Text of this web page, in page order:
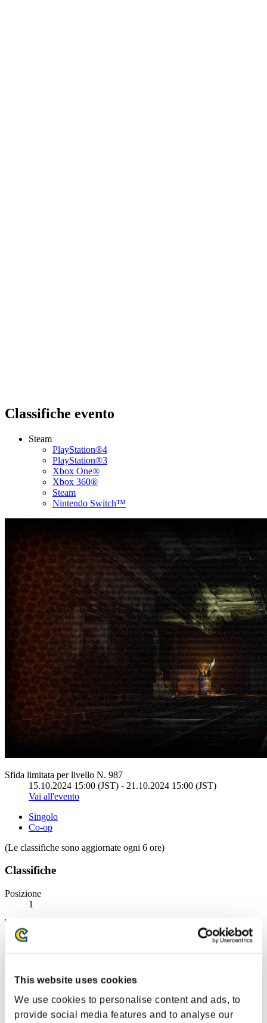
This website uses cookies
We use cookies to personalise content and ads, to
provide social media features and to analyse our
Classifiche evento
Steam
PlayStation®4
PlayStation®3
Xbox One®
Xbox 360®
Steam
Nintendo Switch™
Sfida limitata per livello N. 987
15.10.2024 15:00 (JST) - 21.10.2024 15:00 (JST)
Vai all'evento
Singolo
Co-op
(Le classifiche sono aggiornate ogni 6 ore)
Classifiche
Posizione
1